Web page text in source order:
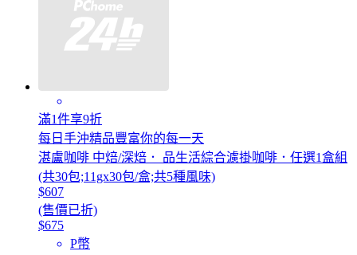
滿1件享9折
每日手沖精品豐富你的每一天
湛盧咖啡 中焙/深焙． 品生活綜合濾掛咖啡．任選1盒組
(共30包;11gx30包/盒;共5種風味)
$607
(售價已折)
$675
P幣